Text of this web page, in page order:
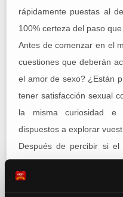
rápidamente puestas al
100% certeza del paso
Antes de comenzar en el
cuestiones que deberán
el amor de sexo? ¿Están
tener satisfacción sexual
la misma curiosidad e
dispuestos a explorar
Después de percibir si
como pareja, la mejor
desde los sitios web y